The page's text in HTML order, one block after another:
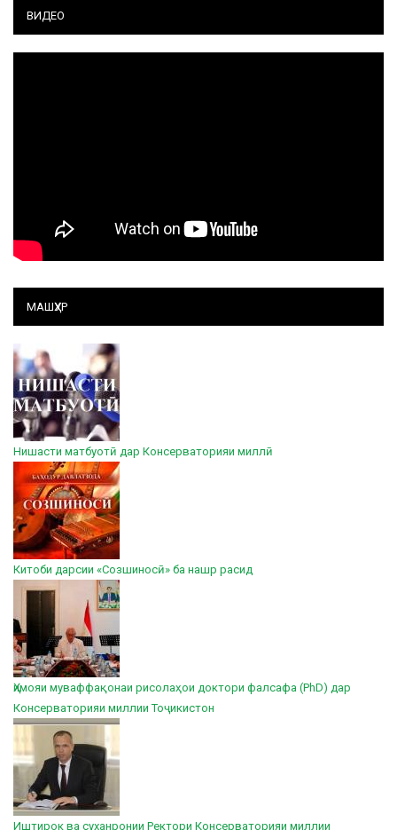
ВИДЕО
МАШҲУР
Нишасти матбуотӣ дар Консерваторияи миллӣ
Китоби дарсии «Созшиносӣ» ба нашр расид
Ҳимояи муваффақонаи рисолаҳои доктори фалсафа (PhD) дар
Консерваторияи миллии Тоҷикистон
Иштирок ва суханронии Ректори Консерваторияи миллии